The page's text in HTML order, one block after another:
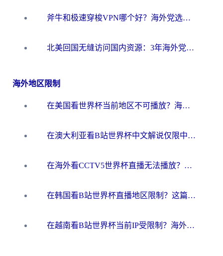
斧牛和极速穿梭VPN哪个好？海外党选回国加速器必看的真实对比与避坑指南
北美回国无缝访问国内资源：3年海外党亲测的加速器选择指南
海外地区限制
在美国看世界杯当前地区不可播放？海外党体育观赛终极指南来了！
在澳大利亚看B站世界杯中文解说仅限中国大陆？这篇指南帮你打破限制看遍赛事
在海外看CCTV5世界杯直播无法播放？这篇指南让你和国内球迷同步呐喊
在韩国看B站世界杯直播地区限制？这篇指南让你告别“当前地区不可播放”
在越南看B站世界杯当前IP受限制？海外党体育观赛终极指南来了